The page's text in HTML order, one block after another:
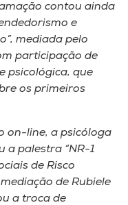
contou ainda
e
mediada pelo
participação de
psicológica, que
os primeiros
on-line, a psicóloga
a palestra “NR-1
de Risco
de Rubiele
a troca de